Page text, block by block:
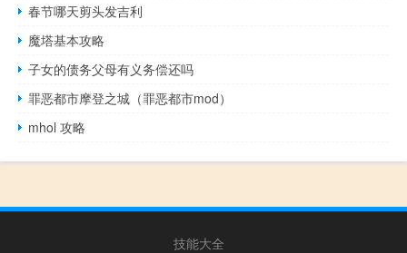
春节哪天剪头发吉利
魔塔基本攻略
子女的债务父母有义务偿还吗
罪恶都市摩登之城（罪恶都市mod）
mhol 攻略
技能大全